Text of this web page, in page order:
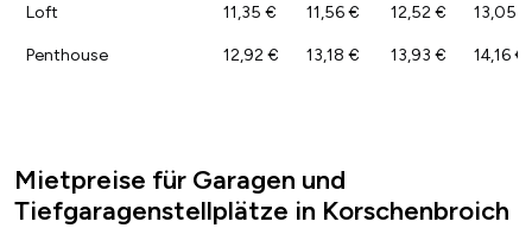
Loft 11,35 € 11,56 € 12,52 € 13,05 €
Penthouse 12,92 € 13,18 € 13,93 € 14,16 €
Mietpreise für Garagen und
Tiefgaragenstellplätze in Korschenbroich